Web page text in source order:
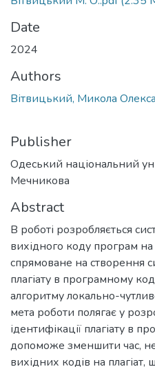
Date
2024
Authors
Вітвицький, Микола
Publisher
Одеський національний
Мечникова
Abstract
В роботі розробляється
вихідного коду програм
спрямоване на створення
плагіату в програмному
алгоритму локально-
мета роботи полягає у
ідентифікації плагіату в
допоможе зменшити час,
вихідних кодів на